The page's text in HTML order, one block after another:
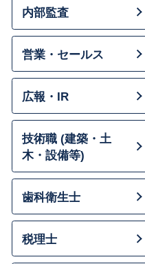
内部監査
営業・セールス
広報・IR
技術職 (建築・土
木・設備等)
歯科衛生士
税理士